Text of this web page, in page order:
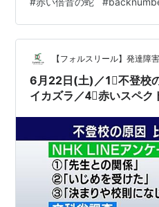
で自分が1番との思いが強く
受け入れない傾向のことを
特徴です。 プライドがなか
【フォルスリール】発達障
6月22日(土)／1⃣不登校
イカズラ／4⃣赤いスペ